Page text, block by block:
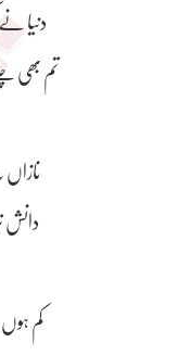
دنیا
تم بھی
نازاں
دانش
کم ہوں